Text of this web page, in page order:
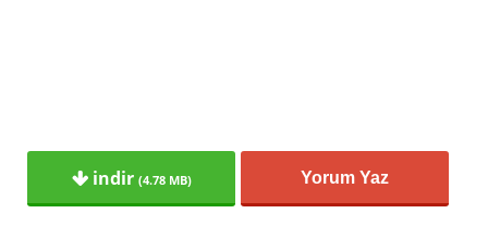
indir (4.78 MB) Yorum Yaz